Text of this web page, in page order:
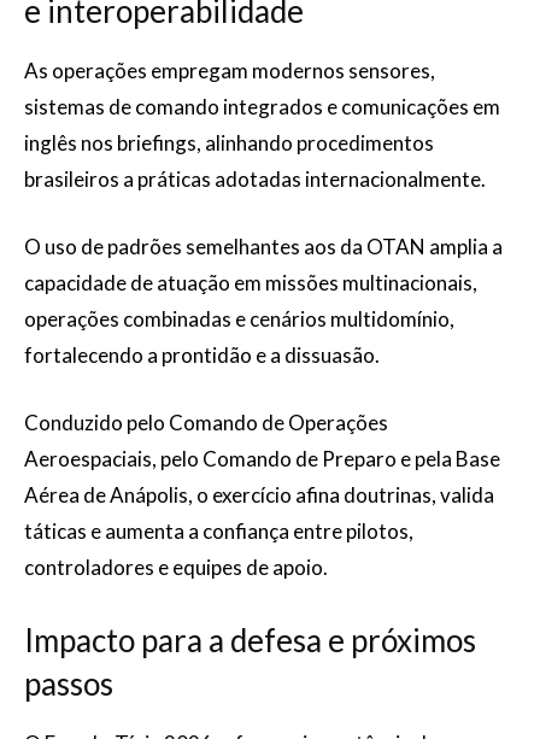
e interoperabilidade
As operações empregam modernos sensores,
sistemas de comando integrados e comunicações em
inglês nos briefings, alinhando procedimentos
brasileiros a práticas adotadas internacionalmente.
O uso de padrões semelhantes aos da OTAN amplia a
capacidade de atuação em missões multinacionais,
operações combinadas e cenários multidomínio,
fortalecendo a prontidão e a dissuasão.
Conduzido pelo Comando de Operações
Aeroespaciais, pelo Comando de Preparo e pela Base
Aérea de Anápolis, o exercício afina doutrinas, valida
táticas e aumenta a confiança entre pilotos,
controladores e equipes de apoio.
Impacto para a defesa e próximos
passos